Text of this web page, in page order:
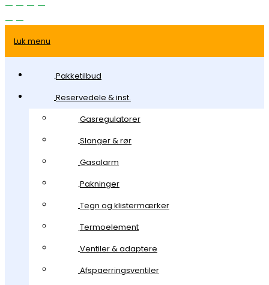
Luk menu
Pakketilbud
Reservedele & inst.
Gasregulatorer
Slanger & rør
Gasalarm
Pakninger
Tegn og klistermærker
Termoelement
Ventiler & adaptere
Afspaerringsventiler